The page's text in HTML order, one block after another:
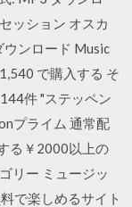
ッション オスカ
ンロード Music
で購入する そ
件 "ステッペン
プライム 通常配
る￥2000以上の
リー ミュージッ
で楽しめるサイト